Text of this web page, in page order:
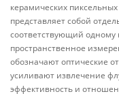
керамических
представляет собой
соответствующий одному
пространственное
обозначают оптические
усиливают извлечение
эффективность и